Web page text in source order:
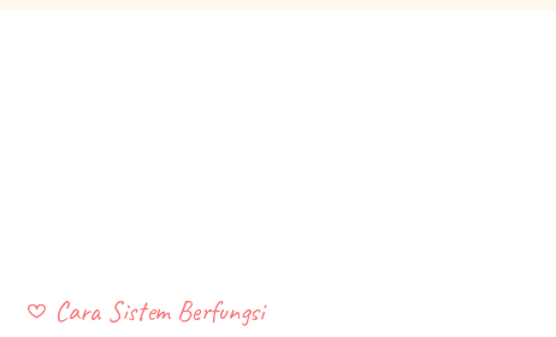
Cara Sistem Berfungsi